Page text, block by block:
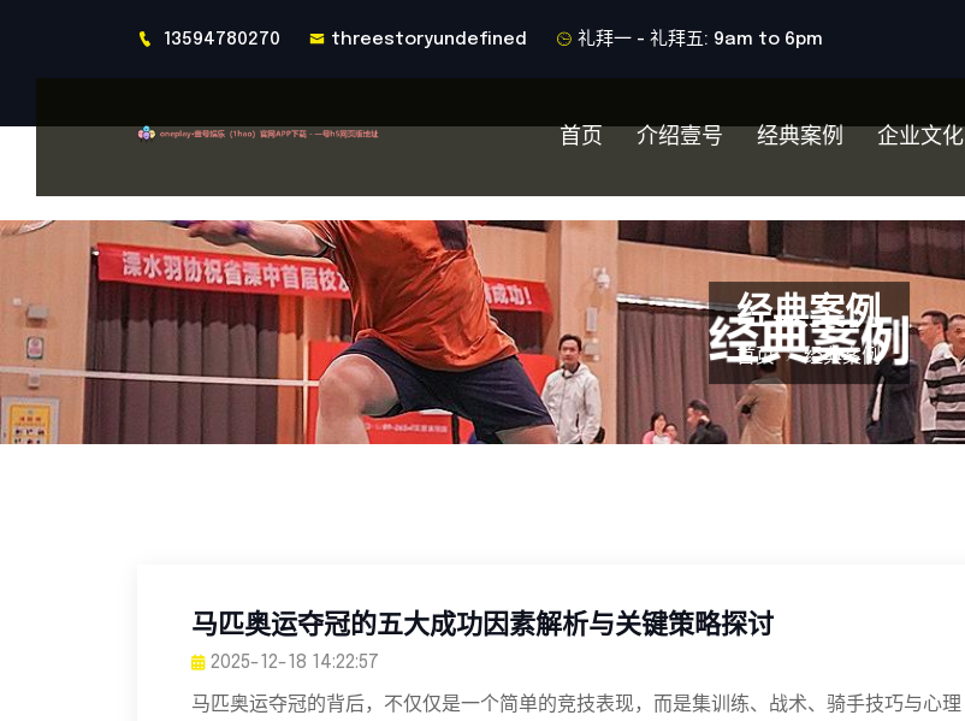
13594780270 threestoryundefined 礼拜一 - 礼拜五: 9am to 6pm
首页 介绍壹号 经典案例 企业文化
经典案例
首页 经典案例
马匹奥运夺冠的五大成功因素解析与关键策略探讨
2025-12-18 14:22:57
马匹奥运夺冠的背后，不仅仅是一个简单的竞技表现，而是集训练、战术、骑手技巧与心理